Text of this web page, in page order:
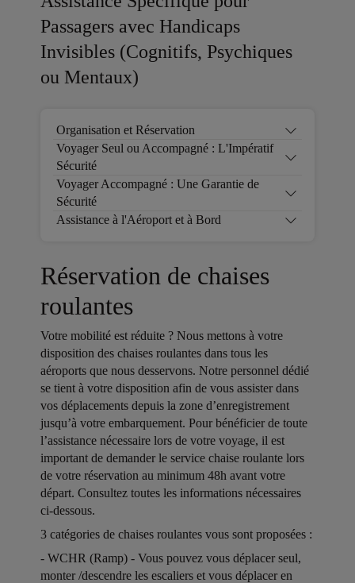
Passagers avec Handicaps
Invisibles (Cognitifs, Psychiques
ou Mentaux)
Organisation et Réservation
Voyager Seul ou Accompagné : L'Impératif
Sécurité
Voyager Accompagné : Une Garantie de
Sécurité
Assistance à l'Aéroport et à Bord
Réservation de chaises
roulantes
Votre mobilité est réduite ? Nous mettons à votre
disposition des chaises roulantes dans tous les
aéroports que nous desservons. Notre personnel dédié
se tient à votre disposition afin de vous assister dans
vos déplacements depuis la zone d’enregistrement
jusqu’à votre embarquement. Pour bénéficier de toute
l’assistance nécessaire lors de votre voyage, il est
important de demander le service chaise roulante lors
de votre réservation au minimum 48h avant votre
départ. Consultez toutes les informations nécessaires
ci-dessous.
Open in a new window
3 catégories de chaises roulantes vous sont proposées :
Open in a new window
- WCHR (Ramp) - Vous pouvez vous déplacer seul,
monter /descendre les escaliers et vous déplacer en